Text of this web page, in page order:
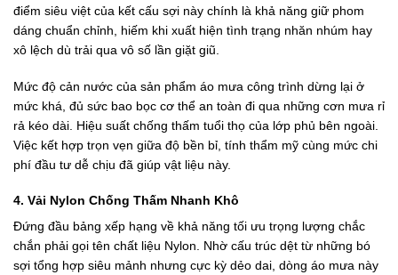
điểm siêu việt của kết cấu sợi này chính là khả năng giữ phom
dáng chuẩn chỉnh, hiếm khi xuất hiện tình trạng nhăn nhúm hay
xô lệch dù trải qua vô số lần giặt giũ.
Mức độ cản nước của sản phẩm áo mưa công trình dừng lại ở
mức khá, đủ sức bao bọc cơ thể an toàn đi qua những cơn mưa rỉ
rả kéo dài. Hiệu suất chống thấm tuổi thọ của lớp phủ bên ngoài.
Việc kết hợp trọn vẹn giữa độ bền bỉ, tính thẩm mỹ cùng mức chi
phí đầu tư dễ chịu đã giúp vật liệu này.
4. Vải Nylon Chống Thấm Nhanh Khô
Đứng đầu bảng xếp hạng về khả năng tối ưu trọng lượng chắc
chắn phải gọi tên chất liệu Nylon. Nhờ cấu trúc dệt từ những bó
sợi tổng hợp siêu mảnh nhưng cực kỳ dẻo dai, dòng áo mưa này